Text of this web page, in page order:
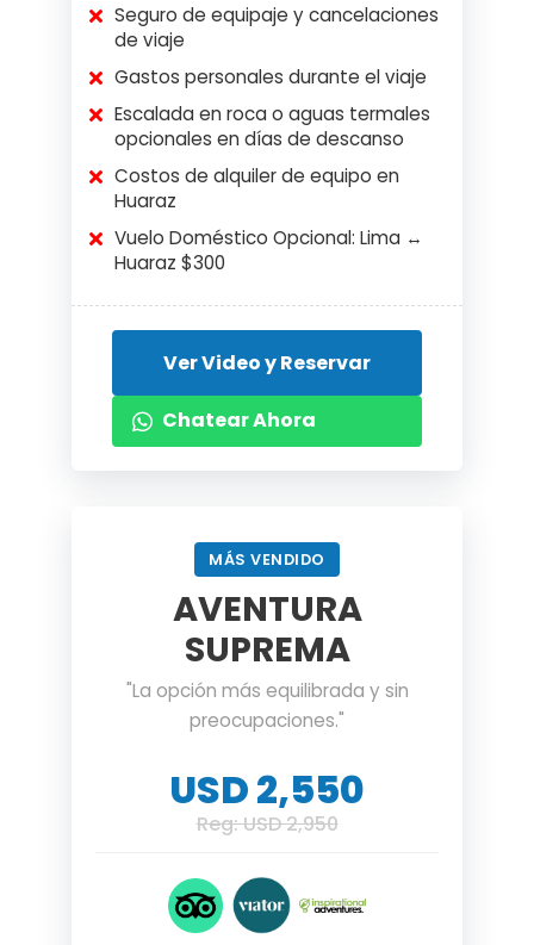
Seguro de equipaje y cancelaciones
de viaje
Gastos personales durante el viaje
Escalada en roca o aguas termales
opcionales en días de descanso
Costos de alquiler de equipo en
Huaraz
Vuelo Doméstico Opcional: Lima ↔
Huaraz $300
Ver Video y Reservar
Chatear Ahora
MÁS VENDIDO
AVENTURA
SUPREMA
"La opción más equilibrada y sin
preocupaciones."
USD 2,550
Reg: USD 2,950